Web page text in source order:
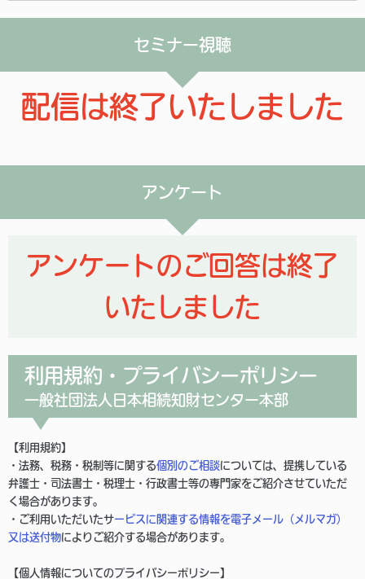
セミナー視聴
配信は終了いたしました
アンケート
アンケートのご回答は終了
いたしました
利用規約・プライバシーポリシー
一般社団法人日本相続知財センター本部
【利用規約】
・法務、税務・税制等に関する個別のご相談については、提携している
弁護士・司法書士・税理士・行政書士等の専門家をご紹介させていただ
く場合があります。
・ご利用いただいたサービスに関連する情報を電子メール（メルマガ）
又は送付物によりご紹介する場合があります。
【個人情報についてのプライバシーポリシー】